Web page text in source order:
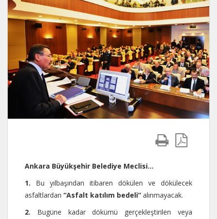
Ankara Büyükşehir Belediye Meclisi…
1. Bu yılbaşından itibaren dökülen ve dökülecek
asfaltlardan “Asfalt katılım bedeli” alınmayacak.
2. Bugüne kadar dökümü gerçekleştirilen veya